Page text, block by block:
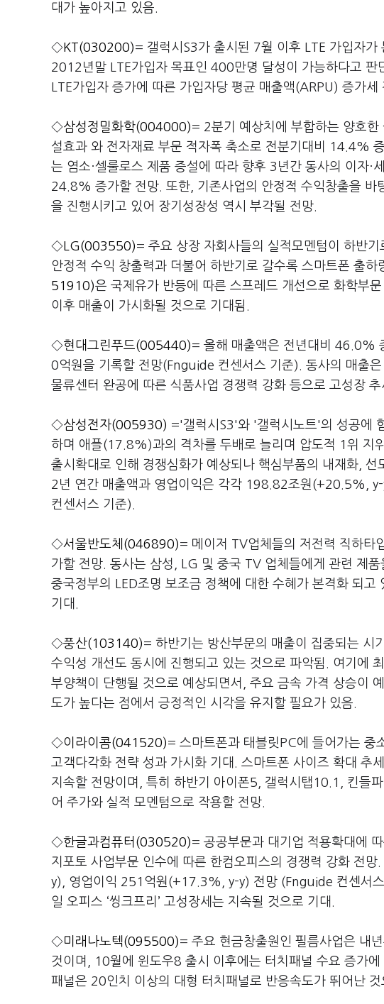
대가 높아지고 있음.
◇KT(030200)= 갤럭시S3가 출시된 7월 이후 LTE 가입자가
2012년말 LTE가입자 목표인 400만명 달성이 가능하다고 판
LTE가입자 증가에 따른 가입자당 평균 매출액(ARPU) 증가
◇삼성정밀화학(004000)= 2분기 예상치에 부합하는 양호
설효과 와 전자재료 부문 적자폭 축소로 전분기대비 14.4%
는 염소·셀룰로스 제품 증설에 따라 향후 3년간 동사의 이자·
24.8% 증가할 전망. 또한, 기존사업의 안정적 수익창출을 바
을 진행시키고 있어 장기성장성 역시 부각될 전망.
◇ LG(003550)= 주요 상장 자회사들의 실적모멘텀이 하반
안정적 수익 창출력과 더불어 하반기로 갈수록 스마트폰 출
51910)은 국제유가 반등에 따른 스프레드 개선으로 화학부
이후 매출이 가시화될 것으로 기대됨.
◇현대그린푸드(005440)= 올해 매출액은 전년대비 46.0%
0억원을 기록할 전망(Fnguide 컨센서스 기준). 동사의 매출
물류센터 완공에 따른 식품사업 경쟁력 강화 등으로 고성장 추
◇삼성전자(005930) ='갤럭시S3'와 '갤럭시노트'의 성공에
하며 애플(17.8%)과의 격차를 두배로 늘리며 압도적 1위 지
출시확대로 인해 경쟁심화가 예상되나 핵심부품의 내재화,
2년 연간 매출액과 영업이익은 각각 198.82조원(+20.5%,
컨센서스 기준).
◇서울반도체(046890)= 메이저 TV업체들의 저전력 직하타
가할 전망. 동사는 삼성, LG 및 중국 TV 업체들에게 관련 제
중국정부의 LED조명 보조금 정책에 대한 수혜가 본격화 되
기대.
◇풍산(103140)= 하반기는 방산부문의 매출이 집중되는 시
수익성 개선도 동시에 진행되고 있는 것으로 파악됨. 여기에
부양책이 단행될 것으로 예상되면서, 주요 금속 가격 상승이
도가 높다는 점에서 긍정적인 시각을 유지할 필요가 있음.
◇이라이콤(041520)= 스마트폰과 태블릿PC에 들어가는 중
고객다각화 전략 성과 가시화 기대. 스마트폰 사이즈 확대 추
지속할 전망이며, 특히 하반기 아이폰5, 갤럭시탭10.1, 킨들
어 주가와 실적 모멘텀으로 작용할 전망.
◇한글과컴퓨터(030520)= 공공부문과 대기업 적용확대에
지포토 사업부문 인수에 따른 한컴오피스의 경쟁력 강화 전
y), 영업이익 251억원(+17.3%, y-y) 전망 (Fnguide 컨센서
일 오피스 ‘씽크프리’ 고성장세는 지속될 것으로 기대.
◇미래나노텍(095500)= 주요 현금창출원인 필름사업은 내
것이며, 10월에 윈도우8 출시 이후에는 터치패널 수요 증가
패널은 20인치 이상의 대형 터치패널로 반응속도가 뛰어난